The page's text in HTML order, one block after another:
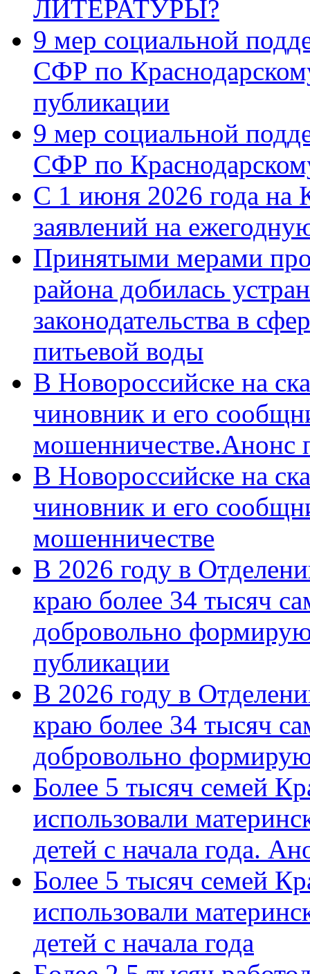
ЛИТЕРАТУРЫ?
9 мер социальной
СФР по
публикации
9 мер социальной
СФР по
С 1 июня 2026 года на
заявлений на
Принятыми мерами
района добилась
законодательства в
питьевой воды
В Новороссийске на
чиновник и его
мошенничестве.Анонс
В Новороссийске на
чиновник и его
мошенничестве
В 2026 году в
краю более 34 тысяч
добровольно
публикации
В 2026 году в
краю более 34 тысяч
добровольно
Более 5 тысяч семей
использовали
детей с начала года.
Более 5 тысяч семей
использовали
детей с начала года